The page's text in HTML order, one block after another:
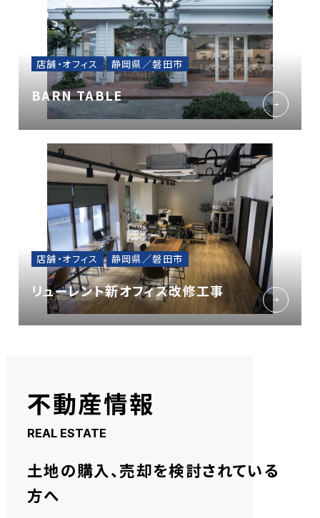
店舗・オフィス 静岡県／磐田市
BARN TABLE
店舗・オフィス 静岡県／磐田市
リューレント新オフィス改修工事
不動産情報
REAL ESTATE
土地の購入、売却を検討されている
方へ